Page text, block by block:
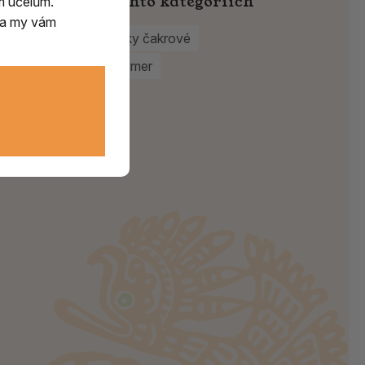
Na vonné tyčinky čakrové
Vykuřovadla Rymer
my vám